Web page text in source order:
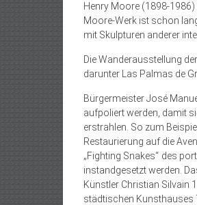
Henry Moore (1898-
Moore-Werk ist schon
mit Skulpturen anderer
Die Wanderausstellung
darunter Las Palmas de
Bürgermeister José
aufpoliert werden, damit
erstrahlen. So zum
Restaurierung auf die
„Fighting Snakes“ des
instandgesetzt werden.
Künstler Christian Silvain
städtischen Kunsthauses